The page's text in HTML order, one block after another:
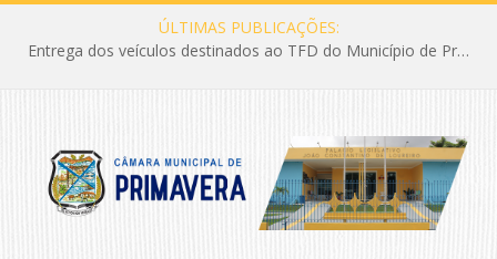
ÚLTIMAS PUBLICAÇÕES:
Entrega dos veículos destinados ao TFD do Município de Primavera